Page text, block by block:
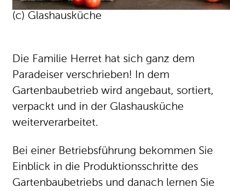
(c) Glashausküche
Die Familie Herret hat sich ganz dem
Paradeiser verschrieben! In dem
Gartenbaubetrieb wird angebaut, sortiert,
verpackt und in der Glashausküche
weiterverarbeitet.
Bei einer Betriebsführung bekommen Sie
Einblick in die Produktionsschritte des
Gartenbaubetriebs und danach lernen Sie